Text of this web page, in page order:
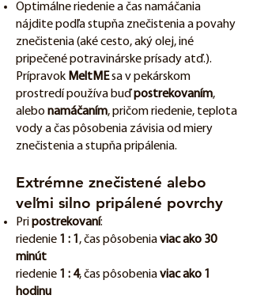
Optimálne riedenie a čas namáčania
nájdite podľa stupňa znečistenia a povahy
znečistenia (aké cesto, aký olej, iné
pripečené potravinárske prísady atď.).
Prípravok MeltMEsa v pekárskom
prostredí používa buďpostrekovaním,
alebo namáčaním, pričom riedenie, teplota
vody a čas pôsobenia závisia od miery
znečistenia a stupňa pripálenia.
Extrémne znečistené alebo
veľmi silno pripálené povrchy
Pripostrekovaní:
riedenie 1 : 1 , čas pôsobeniaviac ako 30
minút
riedenie 1 : 4, čas pôsobeniaviac ako 1
hodinu